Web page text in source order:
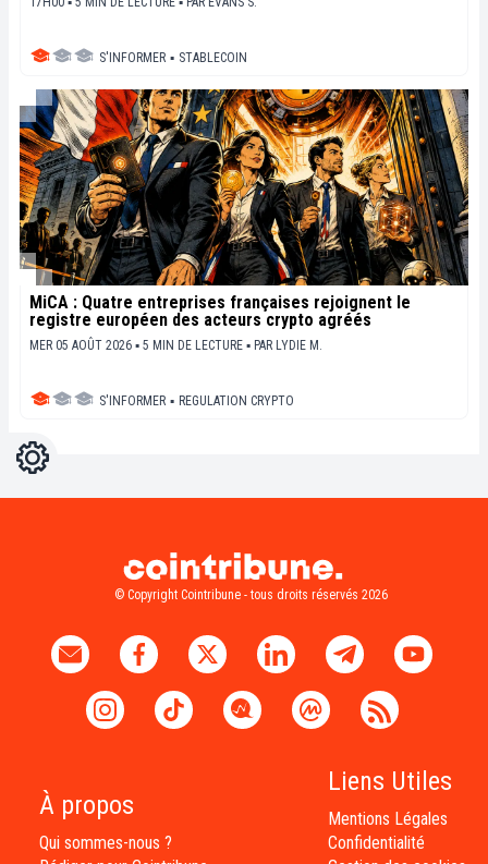
S'INFORMER ▪ STABLECOIN
MiCA : Quatre entreprises françaises rejoignent le
registre européen des acteurs crypto agréés
MER 05 AOÛT 2026 ▪ 5 MIN DE LECTURE ▪ PAR LYDIE M.
S'INFORMER ▪ REGULATION CRYPTO
Réglages
© Copyright Cointribune - tous droits réservés 2026
À propos
Qui sommes-nous ?
Liens Utiles
Mentions Légales
Confidentialité